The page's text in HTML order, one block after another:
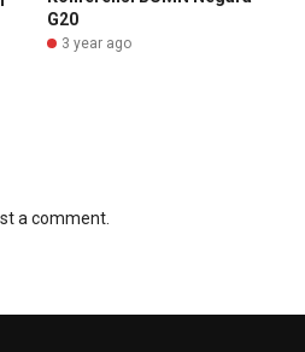
G20
3 year ago
a comment.